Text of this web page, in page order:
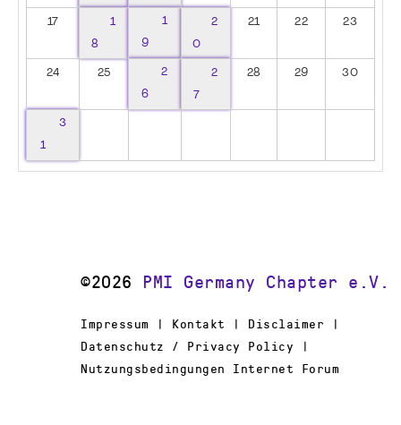
17
1
8
1
9
2
0
21 22 23
24 25
2
6
2
7
28 29 30
3
1
©2026 PMI Germany Chapter e.V.
Impressum | Kontakt | Disclaimer |
Datenschutz / Privacy Policy |
Nutzungsbedingungen Internet Forum